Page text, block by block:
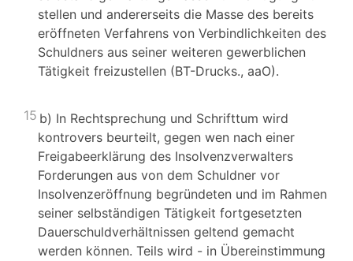
stellen und andererseits die Masse des bereits
eröffneten Verfahrens von Verbindlichkeiten des
Schuldners aus seiner weiteren gewerblichen
Tätigkeit freizustellen (BT-Drucks., aaO).
15 b) In Rechtsprechung und Schrifttum wird
kontrovers beurteilt, gegen wen nach einer
Freigabeerklärung des Insolvenzverwalters
Forderungen aus von dem Schuldner vor
Insolvenzeröffnung begründeten und im Rahmen
seiner selbständigen Tätigkeit fortgesetzten
Dauerschuldverhältnissen geltend gemacht
werden können. Teils wird - in Übereinstimmung